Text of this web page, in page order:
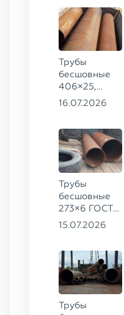
Трубы
бесшовные
406×25,
325×20,
09Г2С
16.07.2026
Трубы
бесшовные
273×6 ГОСТ
8732-78
15.07.2026
Трубы